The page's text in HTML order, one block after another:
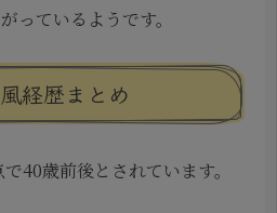
っているようです。
経歴まとめ
40歳前後とされています。